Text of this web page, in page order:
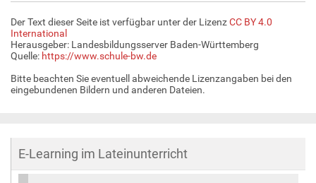
Der Text dieser Seite ist verfügbar unter der LizenzCC BY 4.0
International
Herausgeber: Landesbildungsserver Baden-Württemberg
Quelle: https://www.schule-bw.de
Bitte beachten Sie eventuell abweichende Lizenzangaben bei den
eingebundenen Bildern und anderen Dateien.
E-Learning im Lateinunterricht